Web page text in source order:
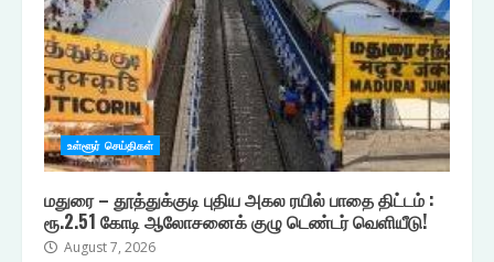
உள்ளூர் செய்திகள்
மதுரை – தூத்துக்குடி புதிய அகல ரயில் பாதை திட்டம் :
ரூ.2.51 கோடி ஆலோசனைக் குழு டெண்டர் வெளியீடு!
August 7, 2026